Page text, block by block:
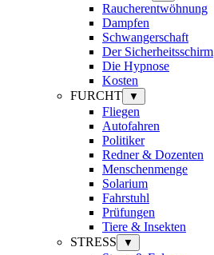
Raucherentwöhnung
Dampfen
Schwangerschaft
Der Sicherheitsschirm
Die Hypnose
Kosten
FURCHT
▼
Fliegen
Autofahren
Politiker
Redner & Dozenten
Menschenmenge
Solarium
Fahrstuhl
Prüfungen
Tiere & Insekten
STRESS
▼